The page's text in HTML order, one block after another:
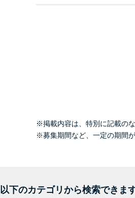
※掲載内容は、特別に記載の
※募集期間など、一定の期間
以下のカテゴリから検索できま